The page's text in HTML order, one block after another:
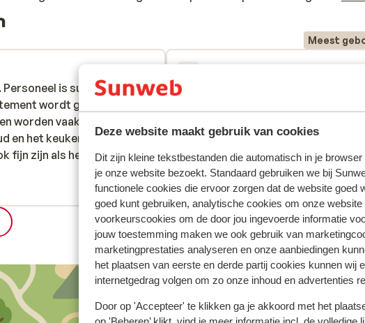
Deze website maakt gebruik van cookies
Dit zijn kleine tekstbestanden die automatisch in je
je onze website bezoekt. Standaard gebruiken we bij
functionele cookies die ervoor zorgen dat de website goed
goed kunt gebruiken, analytische cookies om onze website
voorkeurscookies om de door jou ingevoerde informatie
jouw toestemming maken we ook gebruik van
marketingprestaties analyseren en onze aanbiedingen
het plaatsen van eerste en derde partij cookies kunnen wij
internetgedrag volgen om zo onze inhoud en advertenties
Door op 'Accepteer' te klikken ga je akkoord met het
Meest
is super aardig en
wordt goed
worden vaak verschoont.
en het keukentje mag wel
fijn zijn als het restaurant
de poolbar is het eten
6. De ligging is heerlijk
eetgelegenheden. Volgend
te gaan.
is super aardig en
wordt goed
worden vaak verschoont.
en het keukentje mag wel
fijn zijn als het restaurant...
Fijne accommodatie, centraal
de vloer aan vegen. Het kookplaatje
echt niet goed. Werd niet goed
met voldoende bedjes voor iig deze
jaar (mei/juni). Poolbar is ook
vriendelijk, cocktails waren ook
Fijne accommodatie, centraal
de vloer aan vegen. Het kookplaatje
echt niet goed. Werd niet goed
met... meer
Astrid.SAlleen
In de buurt
Strand: 100 m
In het centrum